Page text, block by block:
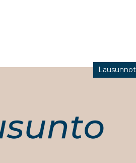
Lausunnot